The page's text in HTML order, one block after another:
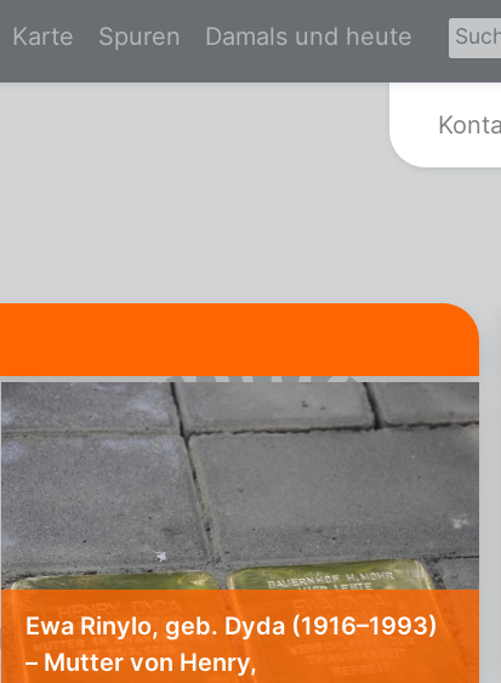
Zur Startseite von Spurensuche
Karte Spuren Damals und heute
Ewa Rinylo, geb. Dyda (1916–1993)
– Mutter von Henry,